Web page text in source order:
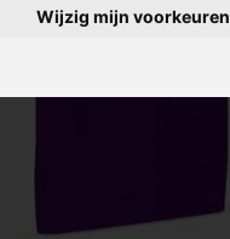
Wijzig mijn voorkeuren